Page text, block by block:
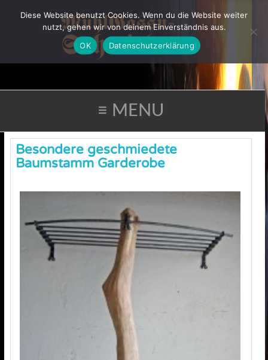
≡ MENU
Besondere geschmiedete
Baumstamm Garderobe
Diese Website benutzt Cookies. Wenn du die Website weiter
nutzt, gehen wir von deinem Einverständnis aus.
OK
Datenschutzerklärung